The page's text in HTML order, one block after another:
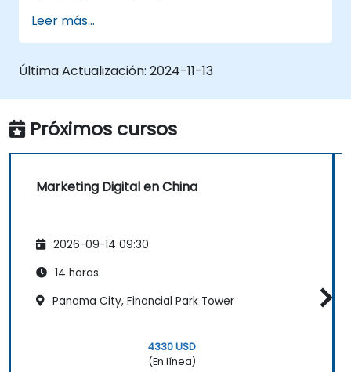
Leer más...
Última Actualización: 2024-11-13
Próximos cursos
Marketing Digital en China
2026-09-14 09:30
14 horas
Panama City, Financial Park Tower
4330 USD
(En línea)